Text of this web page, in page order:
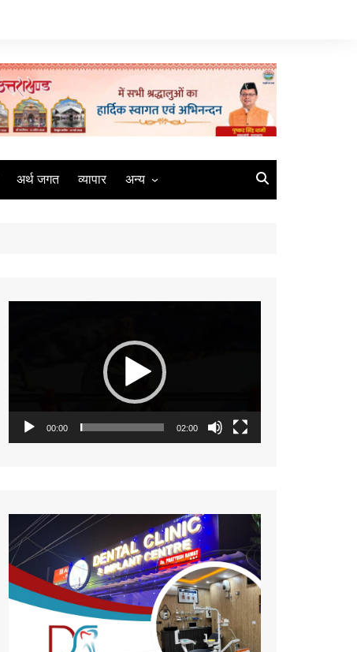
अर्थ जगत व्यापार अन्य
धर्म
नज़रिया
पर्यावरण
सामयिकी
समाज
विमर्श
विज्ञान
वन्य जीव
महिला संसार
00:00 02:00